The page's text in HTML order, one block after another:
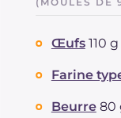
Œufs 110 g
Farine
Beurre 80